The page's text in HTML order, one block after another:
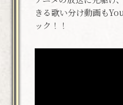
きる歌い分け動画も
ック！！